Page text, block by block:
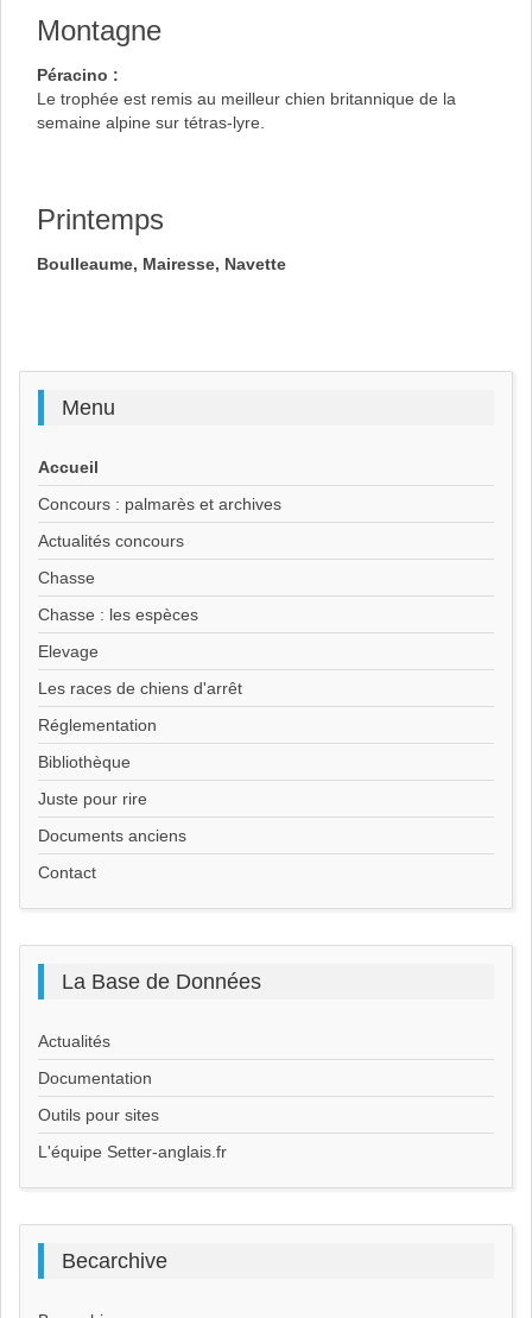
Montagne
Péracino :
Le trophée est remis au meilleur chien britannique de la
semaine alpine sur tétras-lyre.
Printemps
Boulleaume, Mairesse, Navette
Menu
Accueil
Concours : palmarès et archives
Actualités concours
Chasse
Chasse : les espèces
Elevage
Les races de chiens d'arrêt
Réglementation
Bibliothèque
Juste pour rire
Documents anciens
Contact
La Base de Données
Actualités
Documentation
Outils pour sites
L'équipe Setter-anglais.fr
Becarchive